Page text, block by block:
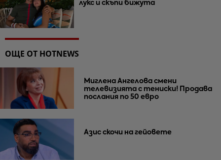
лукс и скъпи бижута
ОЩЕ ОТ HOTNEWS
Миглена Ангелова смени
телевизията с тениски! Продава
послания по 50 евро
Азис скочи на гейовете